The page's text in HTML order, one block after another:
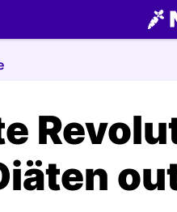
food.NAU.ch